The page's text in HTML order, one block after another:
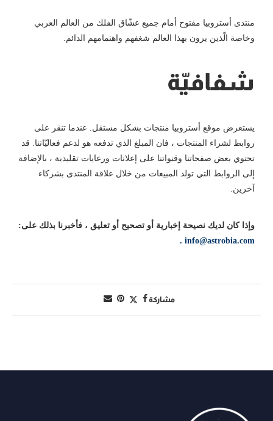
منتدى أستروبيا مفتوح أمام جميع عشّاق الفلك من العالم العربي
وخاصة الّذين يرون بهذا العالم شغفهم واهتمامهم الدائم.
شفافيّة
يستعرض موقع أستروبيا منتجات بشكل مستقل. عندما تنقر على
روابط لشراء المنتجات ، فان المبلغ الذي تدفعه هو لدعم فعاليّاتنا. قد
تحتوي بعض صفحاتنا وقنواتنا على إعلانات ورعايات تقليدية ، بالإضافة
إلى الروابط التي تولد المبيعات من خلال علاقة المنتدى بشركاء
آخرين.
وإذا كان لديك نصيحة إخبارية أو تصحيح أو تعليق ، فأخبرنا بذلك على:
info@astrobia.com
.
مشاركة